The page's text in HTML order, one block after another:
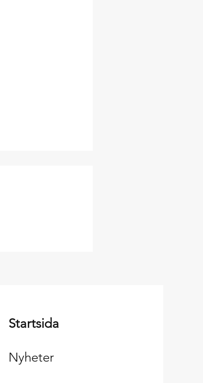
Startsida
Nyheter